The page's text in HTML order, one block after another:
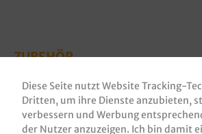
ZUBEHÖR
Diese Seite nutzt Website Tracking-
Dritten, um ihre Dienste anzubieten,
verbessern und Werbung
der Nutzer anzuzeigen. Ich bin damit